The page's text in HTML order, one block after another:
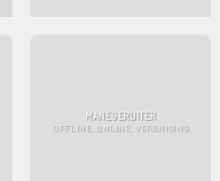
MANEGERUITER
OFFLINE, ONLINE, VERENIGING